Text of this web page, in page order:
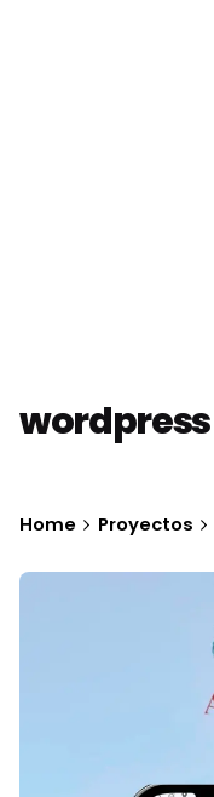
wordpress
Home Proyectos